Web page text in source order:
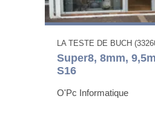
LA TESTE DE BUCH
Super8, 8mm,
S16
O'Pc Informatique